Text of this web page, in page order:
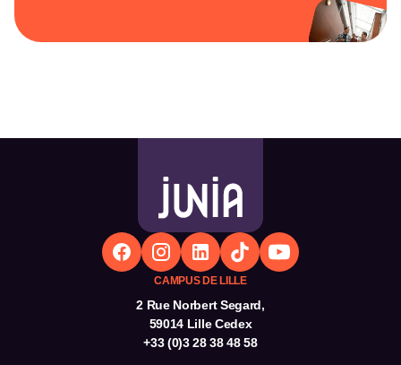
CAMPUS DE LILLE
2 Rue Norbert Segard,
59014 Lille Cedex
+33 (0)3 28 38 48 58